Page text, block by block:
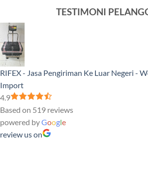
Negeri
TESTIMONI
RIFEX - Jasa Pengiriman Ke Luar Negeri -
Import
4.9
Based on 519 reviews
powered byGoogle
review us on